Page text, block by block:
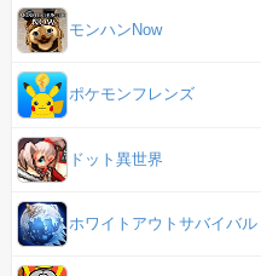
モンハンNow
ポケモンフレンズ
ドット異世界
ホワイトアウトサバイバル